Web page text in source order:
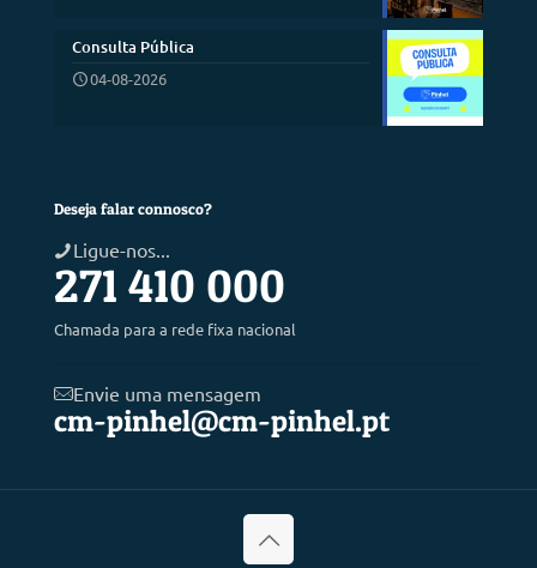
Consulta Pública
04-08-2026
Deseja falar connosco?
Ligue-nos...
271 410 000
Chamada para a rede fixa nacional
Envie uma mensagem
cm-pinhel@cm-pinhel.pt